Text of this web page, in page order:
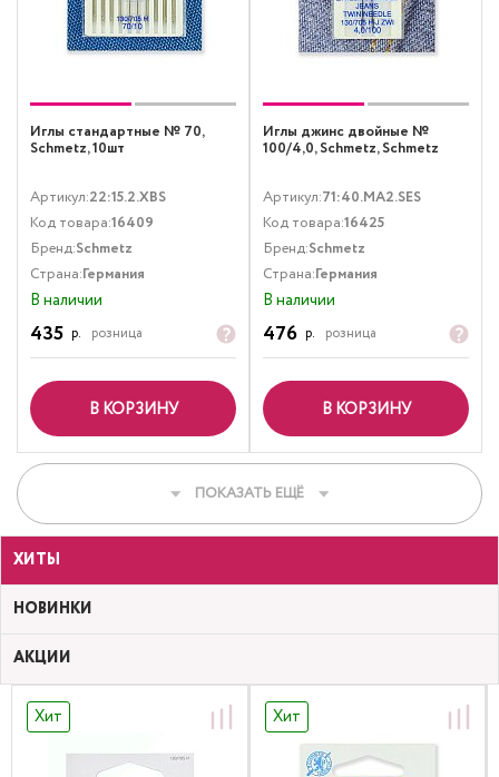
Иглы стандартные № 70,
Schmetz, 10шт
Артикул:22:15.2.XBS
Код товара:16409
Бренд:Schmetz
Страна:Германия
В наличии
435 р. розница
В КОРЗИНУ
Иглы джинс двойные №
100/4,0, Schmetz, Schmetz
Артикул:71:40.MA2.SES
Код товара:16425
Бренд:Schmetz
Страна:Германия
В наличии
476 р. розница
В КОРЗИНУ
ПОКАЗАТЬ ЕЩЁ
ХИТЫ
НОВИНКИ
АКЦИИ
Хит Хит